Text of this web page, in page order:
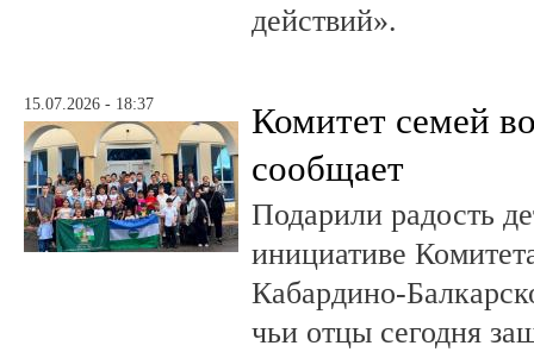
действий».
15.07.2026 - 18:37
Комитет семей
сообщает
Подарили радость
инициативе
Кабардино-
чьи отцы сегодня